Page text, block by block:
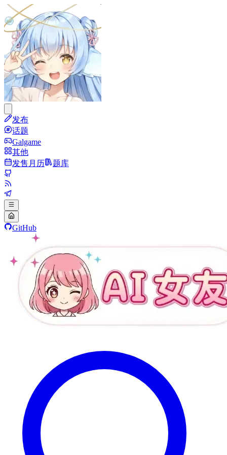
发布
话题
Galgame
其他
发售月历
题库
GitHub